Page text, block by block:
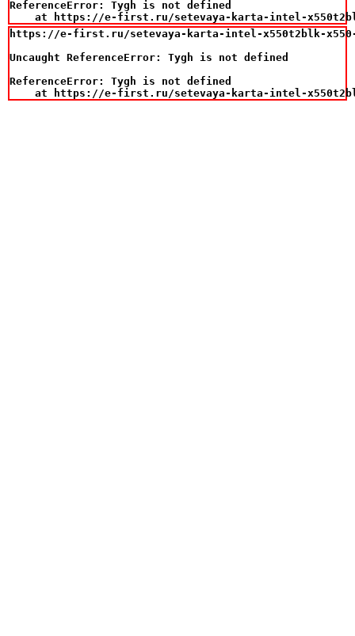
ReferenceError: Tygh is not defined
at https://e-first.ru/setevaya-karta-intel-
https://e-first.ru/setevaya-karta-intel-x550t2blk-x550-
Uncaught ReferenceError: Tygh is not defined
ReferenceError: Tygh is not defined
at https://e-first.ru/setevaya-karta-intel-